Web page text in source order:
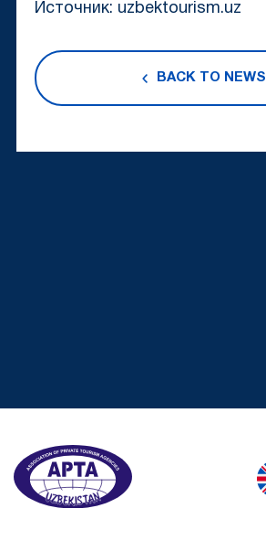
Источник: uzbektourism.uz
BACK TO NEWS